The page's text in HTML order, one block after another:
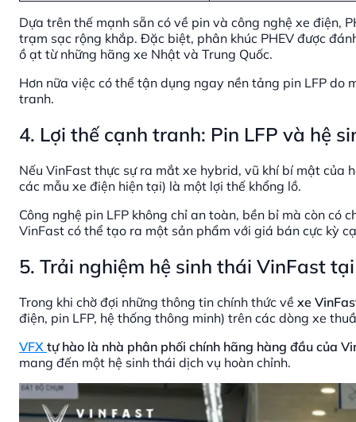
Dựa trên thế mạnh sẵn có về pin và công nghệ xe điện,
trạm sạc rộng khắp. Đặc biệt, phân khúc PHEV được
ồ ạt từ những hãng xe Nhật và Trung Quốc.
Hơn nữa việc có thể tận dụng ngay nền tảng pin LFP do
tranh.
4. Lợi thế cạnh tranh: Pin LFP và hệ
Nếu VinFast thực sự ra mắt xe hybrid, vũ khí bí mật của
các mẫu xe điện hiện tại) là một lợi thế khổng lồ.
Công nghệ pin LFP không chỉ an toàn, bền bỉ mà còn có
VinFast có thể tạo ra một sản phẩm với giá bán cực kỳ
5. Trải nghiệm hệ sinh thái VinFast
Trong khi chờ đợi những thông tin chính thức về xe
điện, pin LFP, hệ thống thông minh) trên các dòng xe
VFX tự hào là nhà phân phối chính hãng hàng đầu của
mang đến một hệ sinh thái dịch vụ hoàn chỉnh.